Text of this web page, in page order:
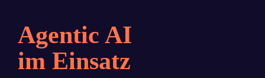
Agentic AI
im Einsatz